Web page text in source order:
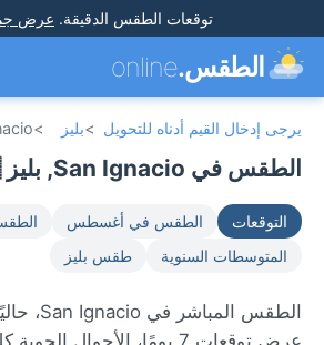
توقعات الطقس الدقيقة. عرض
الطقس.online
يرجى إدخال القيم أدناه للتحويل >بليز >
الطقس في San Ignacio, بليز 🇧🇿
التوقعات الطقس في أغسطس
المتوسطات السنوية
طقس بليز
عرض توقعات 7 يومًا، الأحوال